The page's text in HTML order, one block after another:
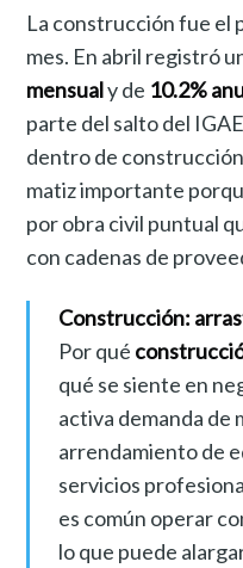
La construcción fue el
mes. En abril registró
mensualy de 10.2%
parte del salto del
dentro de
matiz importante
por obra civil puntual
con cadenas de
Construcción:
Por qué
qué se siente en
activa demanda de
arrendamiento de
servicios
es común operar
lo que puede